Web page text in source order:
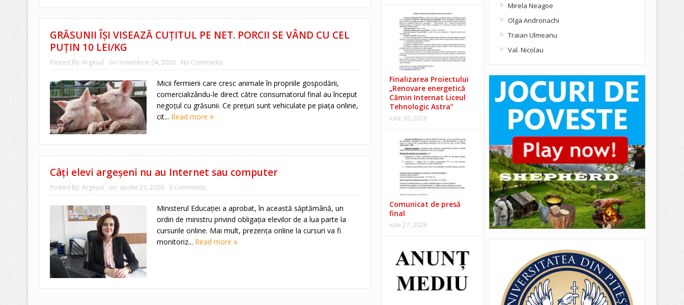
GRĂSUNII ÎȘI VISEAZĂ CUȚITUL PE NET. PORCII SE VÂND CU CEL
PUȚIN 10 LEI/KG
Posted By: Argeşul on: noiembrie 04, 2020 No Comments
Micii fermierii care cresc animale în propriile gospodării,
comercializându-le direct către consumatorul final au început
negoțul cu grăsunii. Ce prețuri sunt vehiculate pe piața online,
cit... Read more
Câţi elevi argeșeni nu au Internet sau computer
Posted By: Argeşul on: aprilie 23, 2020 3 Comments
Ministerul Educației a aprobat, în această săptămână, un
ordin de ministru privind obligația elevilor de a lua parte la
cursurile online. Mai mult, prezența online la cursuri va fi
monitoriz... Read more
Finalizarea Proiectului
„Renovare energetică
Cămin Internat Liceul
Tehnologic Astra”
iulie 30, 2026
Comunicat de presă
final
iulie 27, 2026
Mirela Neagoe
Olga Andronachi
Traian Ulmeanu
Val. Nicolau